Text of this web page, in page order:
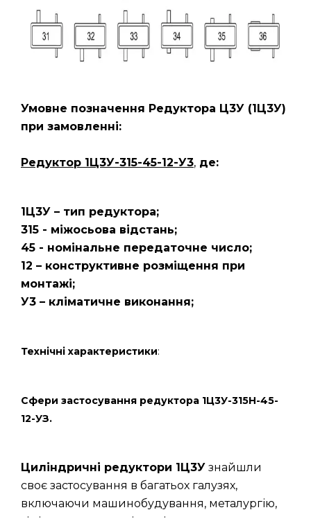
Умовне позначення Редуктора Ц3У (1Ц3У)
при замовленні:
Редуктор 1Ц3У-315-45-12-У3, де:
1Ц3У – тип редуктора;
315 - міжосьова відстань;
45 - номінальне передаточне число;
12 – конструктивне розміщення при
монтажі;
У3 – кліматичне виконання;
Технічні характеристики:
Сфери застосування редуктора 1Ц3У-315Н-45-
12-УЗ.
Циліндричні редуктори 1Ц3У знайшли
своє застосування в багатьох галузях,
включаючи машинобудування, металургію,